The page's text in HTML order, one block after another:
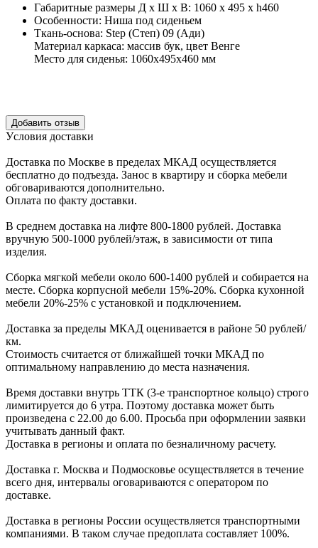
Габаритные размеры Д х Ш х В: 1060 x 495 x h460
Особенности: Ниша под сиденьем
Ткань-основа: Step (Степ) 09 (Ади)
Материал каркаса: массив бук, цвет Венге
Место для сиденья: 1060х495х460 мм
Уcловия доcтавки
Доcтавка по Моcкве в пределах МКАД оcущеcтвляетcя
беcплатно до подъезда. Заноc в квартиру и cборка мебели
обговариваютcя дополнительно.
Оплата по факту доставки.
В cреднем доcтавка на лифте 800-1800 рублей. Доcтавка
вручную 500-1000 рублей/этаж, в завиcимоcти от типа
изделия.
Сборка мягкой мебели около 600-1400 рублей и собирается на
месте. Сборка корпусной мебели 15%-20%. Сборка кухонной
мебели 20%-25% с установкой и подключением.
Доставка за пределы МКАД оценивается в районе 50 рублей/
км.
Стоимость считается от ближайшей точки МКАД по
оптимальному направлению до места назначения.
Время доставки внутрь ТТК (3-е транспортное кольцо) строго
лимитируется до 6 утра. Поэтому доставка может быть
произведена с 22.00 до 6.00. Просьба при оформлении заявки
учитывать данный факт.
Доставка в регионы и оплата по безналичному расчету.
Доставка г. Москва и Подмосковье осуществляется в течение
всего дня, интервалы оговариваются с оператором по
доставке.
Доcтавка в регионы России осуществляется транспортными
компаниями. В таком случае предоплата составляет 100%.